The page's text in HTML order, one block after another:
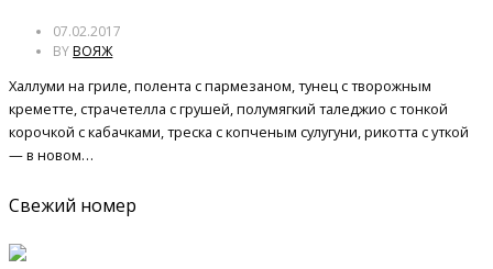
07.02.2017
BYВОЯЖ
Халлуми на гриле, полента с пармезаном, тунец с творожным
креметте, страчетелла с грушей, полумягкий таледжио с тонкой
корочкой с кабачками, треска с копченым сулугуни, рикотта с уткой
— в новом…
Свежий номер